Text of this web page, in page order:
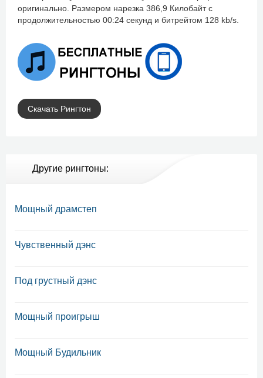
оригинально. Размером нарезка 386,9 Килобайт с
продолжительностью 00:24 секунд и битрейтом 128 kb/s.
Скачать Рингтон
Другие рингтоны:
Мощный драмстеп
Чувственный дэнс
Под грустный дэнс
Мощный проигрыш
Мощный Будильник